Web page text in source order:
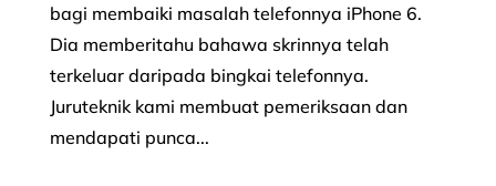
bagi membaiki masalah telefonnya iPhone 6.
Dia memberitahu bahawa skrinnya telah
terkeluar daripada bingkai telefonnya.
Juruteknik kami membuat pemeriksaan dan
mendapati punca...